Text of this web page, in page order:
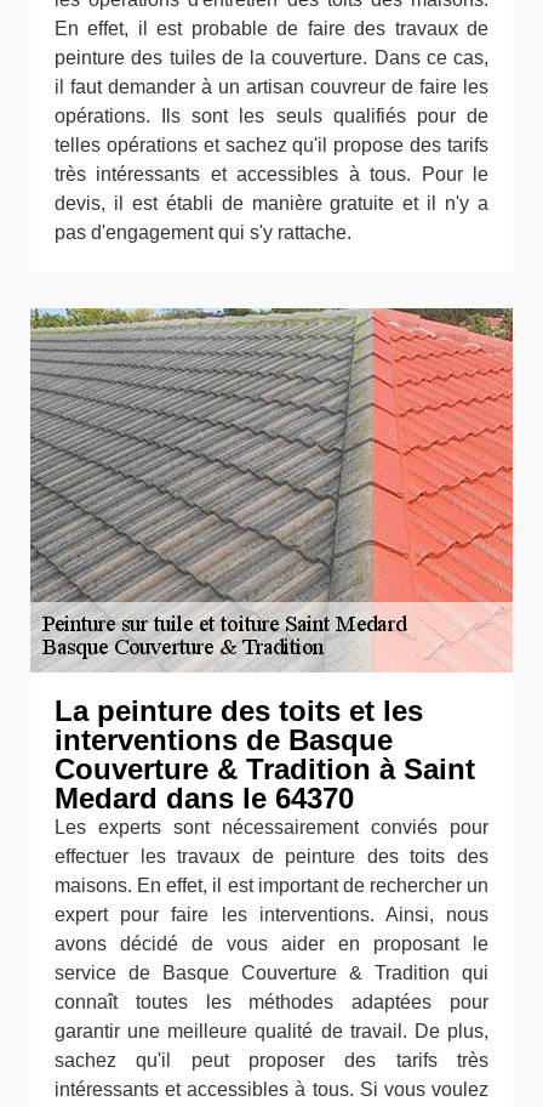
En effet, il est probable de faire des travaux de
peinture des tuiles de la couverture. Dans ce cas,
il faut demander à un artisan couvreur de faire les
opérations. Ils sont les seuls qualifiés pour de
telles opérations et sachez qu'il propose des tarifs
très intéressants et accessibles à tous. Pour le
devis, il est établi de manière gratuite et il n'y a
pas d'engagement qui s'y rattache.
La peinture des toits et les
interventions de Basque
Couverture & Tradition à Saint
Medard dans le 64370
Les experts sont nécessairement conviés pour
effectuer les travaux de peinture des toits des
maisons. En effet, il est important de rechercher un
expert pour faire les interventions. Ainsi, nous
avons décidé de vous aider en proposant le
service de Basque Couverture & Tradition qui
connaît toutes les méthodes adaptées pour
garantir une meilleure qualité de travail. De plus,
sachez qu'il peut proposer des tarifs très
intéressants et accessibles à tous. Si vous voulez